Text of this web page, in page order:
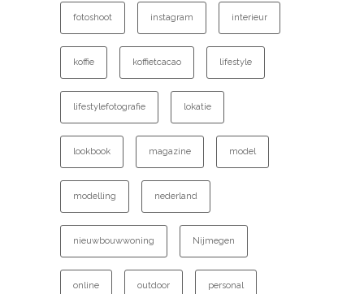
fotoshoot instagram interieur
koffie koffietcacao lifestyle
lifestylefotografie lokatie
lookbook magazine model
modelling nederland
nieuwbouwwoning Nijmegen
online outdoor personal